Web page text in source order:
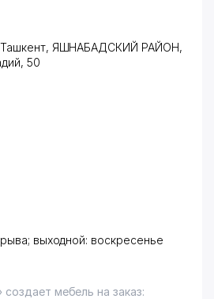
Ташкент, ЯШНАБАДСКИЙ РАЙОН,
, 50
выходной: воскресенье
создает мебель на заказ: